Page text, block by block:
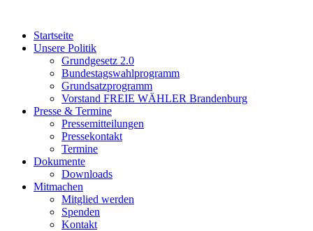
Startseite
Unsere Politik
Grundgesetz 2.0
Bundestagswahlprogramm
Grundsatzprogramm
Vorstand FREIE WÄHLER Brandenburg
Presse & Termine
Pressemitteilungen
Pressekontakt
Termine
Dokumente
Downloads
Mitmachen
Mitglied werden
Spenden
Kontakt